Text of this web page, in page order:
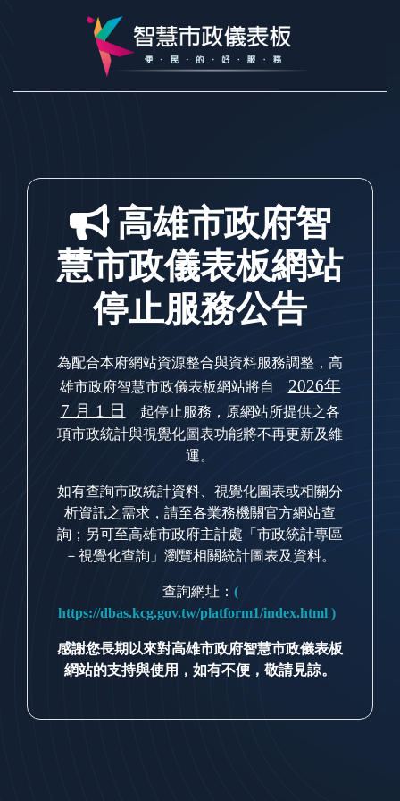
高雄市政府智
慧市政儀表板網站
停止服務公告
為配合本府網站資源整合與資料服務調整，高
雄市政府智慧市政儀表板網站將自
2026年
7 月 1 日
起停止服務，原網站所提供之各
項市政統計與視覺化圖表功能將不再更新及維
運。
如有查詢市政統計資料、視覺化圖表或相關分
析資訊之需求，請至各業務機關官方網站查
詢；另可至高雄市政府主計處「市政統計專區
－視覺化查詢」瀏覽相關統計圖表及資料。
查詢網址： (
https://dbas.kcg.gov.tw/platform1/index.html )
感謝您長期以來對高雄市政府智慧市政儀表板
網站的支持與使用，如有不便，敬請見諒。